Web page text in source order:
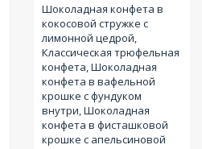
Шоколадная конфета в
кокосовой стружке с
лимонной цедрой,
Классическая трюфельная
конфета, Шоколадная
конфета в вафельной
крошке с фундуком
внутри, Шоколадная
конфета в фисташковой
крошке с апельсиновой